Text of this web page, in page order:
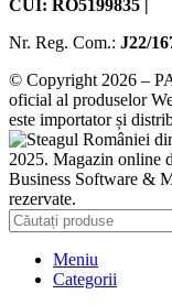
CUI: RO5199835 |
Nr. Reg. Com.: J22/
© Copyright 2026 –
oficial al produselor
este importator și
2025. Magazin online
Business Software &
rezervate.
Meniu
Categorii